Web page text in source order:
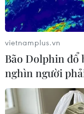
vietnamplus.vn
Bão Dolphin đổ
nghìn người